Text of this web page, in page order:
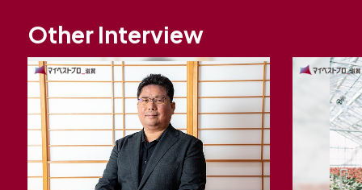
Other Interview